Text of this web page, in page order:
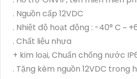
. Nguồn cấp 12VDC
. Nhiệt độ hoạt động : -40° C ~
. Chất liệu nhựa
+ kim loại, Chuẩn chống nước
. Tặng kèm nguồn 12VDC trong